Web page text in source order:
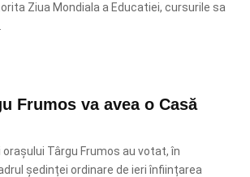
Ziua Mondiala a Educatiei, cursurile sa
Frumos va avea o Casă
orașului Târgu Frumos au votat, în
ședinței ordinare de ieri înființarea